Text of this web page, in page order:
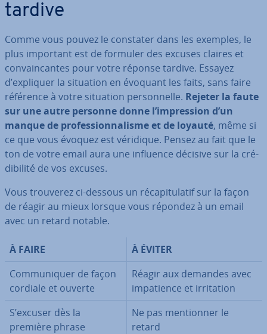
tardive
Comme vous pouvez le constater dans les exemples, le
plus important est de formuler des excuses claires et
con­vain­cantes pour votre réponse tardive. Essayez
d’expliquer la situation en évoquant les faits, sans faire
référence à votre situation per­son­nelle. Rejeter la faute
sur une autre personne donne l’im­pres­sion d’un
manque de pro­fes­sion­na­lisme et de loyauté, même si
ce que vous évoquez est véridique. Pensez au fait que le
ton de votre email aura une influence décisive sur la cré­
di­bi­lité de vos excuses.
Vous trouverez ci-dessous un ré­ca­pi­tu­la­tif sur la façon
de réagir au mieux lorsque vous répondez à un email
avec un retard notable.
À FAIRE
À ÉVITER
Com­mu­ni­quer de façon
cordiale et ouverte
Réagir aux demandes avec
im­pa­tience et ir­ri­ta­tion
S’excuser dès la
première phrase
Ne pas men­tion­ner le
retard